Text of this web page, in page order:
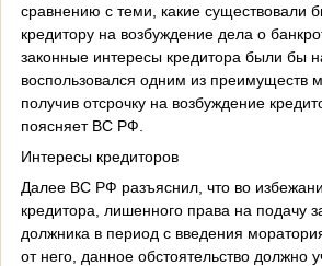
сравнению с теми, какие существовали
кредитору на возбуждение дела о
законные интересы кредитора были бы
воспользовался одним из преимуществ
получив отсрочку на возбуждение
поясняет ВС РФ.
Интересы кредиторов
Далее ВС РФ разъяснил, что во
кредитора, лишенного права на подачу
должника в период с введения
от него, данное обстоятельство должно